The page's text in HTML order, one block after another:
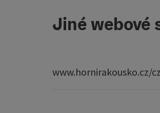
Jiné webové
www.hornirakousko.cz/cz